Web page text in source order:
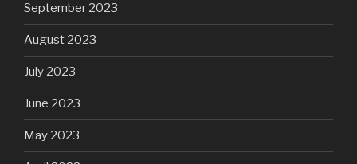
September 2023
August 2023
July 2023
June 2023
May 2023